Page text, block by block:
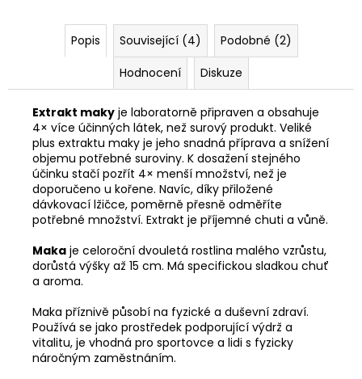
Popis Související (4)
Podobné (2)
Hodnocení
Diskuze
Extrakt maky je laboratorně připraven a obsahuje
4× více účinných látek, než surový produkt. Veliké
plus extraktu maky je jeho snadná příprava a snížení
objemu potřebné suroviny. K dosažení stejného
účinku stačí pozřít 4× menší množství, než je
doporučeno u kořene. Navíc, díky přiložené
dávkovací lžičce, poměrně přesně odměříte
potřebné množství. Extrakt je příjemné chuti a vůně.
Maka je celoroční dvouletá rostlina malého vzrůstu,
dorůstá výšky až 15 cm. Má specifickou sladkou chuť
a aroma.
Maka příznivě působí na fyzické a duševní zdraví.
Používá se jako prostředek podporující výdrž a
vitalitu, je vhodná pro sportovce a lidi s fyzicky
náročným zaměstnáním.